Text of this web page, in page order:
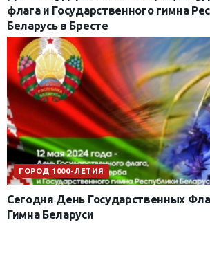
флага и Государственного гимна
Беларусь в Бресте
ГОРОД 1000-ЛЕТИЯ
Сегодня День Государственных
Гимна Беларуси